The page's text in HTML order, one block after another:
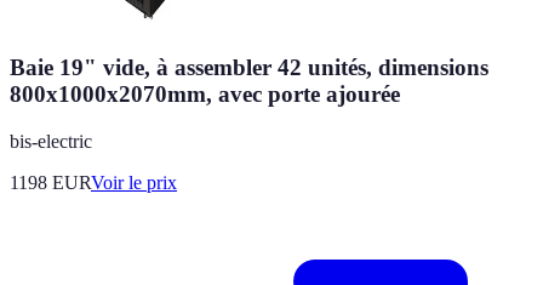
Baie 19" vide, à assembler 42 unités, dimensions
800x1000x2070mm, avec porte ajourée
bis-electric
1198 EURVoir le prix